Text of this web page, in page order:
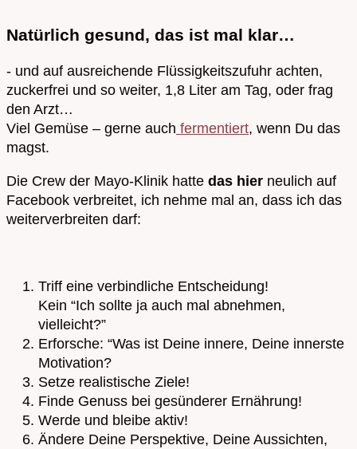
Natürlich gesund, das ist mal klar…
- und auf ausreichende Flüssigkeitszufuhr achten,
zuckerfrei und so weiter, 1,8 Liter am Tag, oder frag
den Arzt…
Viel Gemüse – gerne auch fermentiert, wenn Du das
magst.
Die Crew der Mayo-Klinik hatte das hier neulich auf
Facebook verbreitet, ich nehme mal an, dass ich das
weiterverbreiten darf:
Triff eine verbindliche Entscheidung!
Kein “Ich sollte ja auch mal abnehmen,
vielleicht?”
Erforsche: “Was ist Deine innere, Deine innerste
Motivation?
Setze realistische Ziele!
Finde Genuss bei gesünderer Ernährung!
Werde und bleibe aktiv!
Ändere Deine Perspektive, Deine Aussichten,